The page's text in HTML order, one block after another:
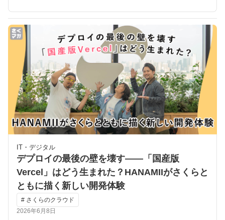
IT・デジタル
デプロイの最後の壁を壊す――「国産版
Vercel」はどう生まれた？HANAMIIがさくらと
ともに描く新しい開発体験
# さくらのクラウド
2026年6月8日